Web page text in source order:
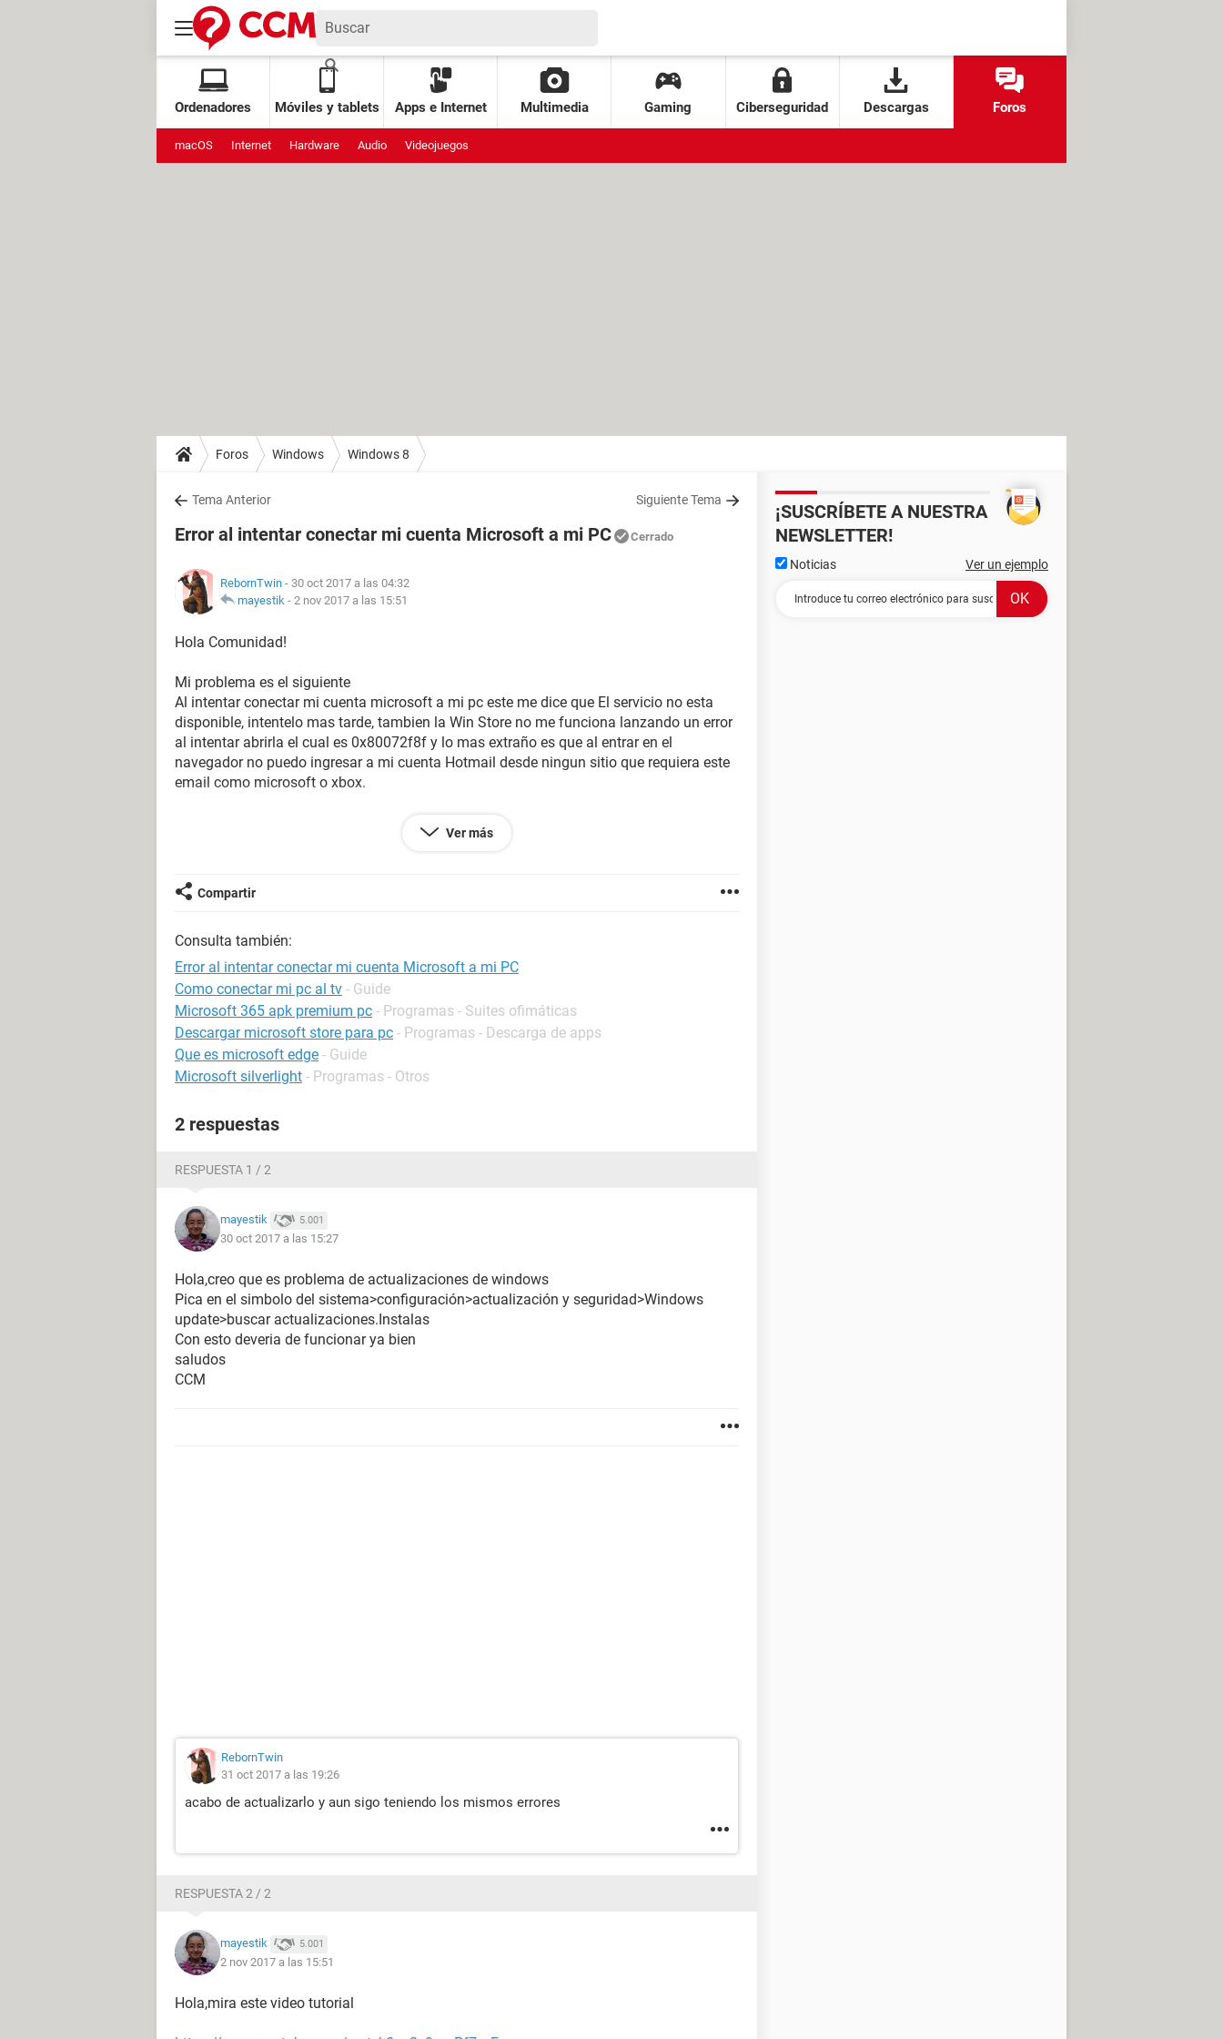
Ordenadores Móviles y tablets Apps e Internet Multimedia Gaming Ciberseguridad Descargas Foros
macOS Internet Hardware Audio Videojuegos
Foros Windows Windows 8
Tema Anterior Siguiente Tema
Error al intentar conectar mi cuenta Microsoft a mi PC Cerrado
RebornTwin - 30 oct 2017 a las 04:32
mayestik - 2 nov 2017 a las 15:51
Hola Comunidad!
Mi problema es el siguiente
Al intentar conectar mi cuenta microsoft a mi pc este me dice que El servicio no esta
disponible, intentelo mas tarde, tambien la Win Store no me funciona lanzando un error
al intentar abrirla el cual es 0x80072f8f y lo mas extraño es que al entrar en el
navegador no puedo ingresar a mi cuenta Hotmail desde ningun sitio que requiera este
email como microsoft o xbox.
nose si sera un problema de servidores pero porfavor AYUDENME SE LOS
Muchas gracias
Ver más
Compartir
Consulta también:
Error al intentar conectar mi cuenta Microsoft a mi PC
Como conectar mi pc al tv - Guide
Microsoft 365 apk premium pc - Programas - Suites ofimáticas
Descargar microsoft store para pc - Programas - Descarga de apps
Que es microsoft edge - Guide
Microsoft silverlight - Programas - Otros
2 respuestas
RESPUESTA 1 / 2
mayestik 5.001
30 oct 2017 a las 15:27
Hola,creo que es problema de actualizaciones de windows
Pica en el simbolo del sistema>configuración>actualización y seguridad>Windows
update>buscar actualizaciones.Instalas
Con esto deveria de funcionar ya bien
saludos
CCM
RebornTwin
31 oct 2017 a las 19:26
acabo de actualizarlo y aun sigo teniendo los mismos errores
RESPUESTA 2 / 2
mayestik 5.001
2 nov 2017 a las 15:51
Hola,mira este video tutorial
¡SUSCRÍBETE A NUESTRA
NEWSLETTER!
Noticias Ver un ejemplo